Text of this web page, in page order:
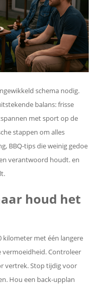
schema nodig.
balans: frisse
met sport op de
stappen om alles
BBQ-tips die weinig gedoe
verantwoord houdt. en
houd het
kilometer met één langere
vermoeidheid. Controleer
vertrek. Stop tijdig voor
Hou een back-upplan